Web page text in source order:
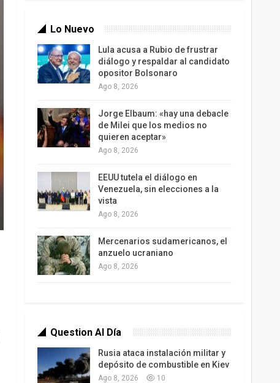
Lo Nuevo
Lula acusa a Rubio de frustrar
diálogo y respaldar al candidato
opositor Bolsonaro
Ago 8, 2026
Jorge Elbaum: «hay una debacle
de Milei que los medios no
quieren aceptar»
Ago 8, 2026
EEUU tutela el diálogo en
Venezuela, sin elecciones a la
vista
Ago 8, 2026
Mercenarios sudamericanos, el
anzuelo ucraniano
Ago 8, 2026
Question Al Día
Rusia ataca instalación militar y
depósito de combustible en Kiev
Ago 8, 2026 10